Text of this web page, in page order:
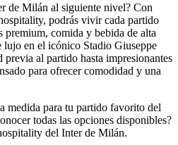
de Milán al siguiente nivel? Con
podrás vivir cada partido
premium, comida y bebida de alta
lujo en el icónico Stadio Giuseppe
al partido hasta impresionantes
para ofrecer comodidad y una
medida para tu partido favorito del
todas las opciones disponibles?
del Inter de Milán.